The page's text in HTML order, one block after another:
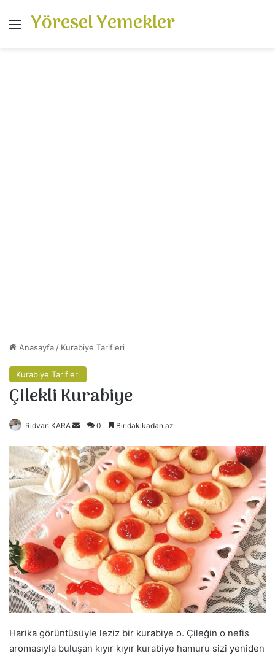
Menü
Yöresel Yemekler
Anasayfa / Kurabiye Tarifleri
Kurabiye Tarifleri
Çilekli Kurabiye
Ridvan KARA
r
e
-
p
o
s
t
a
ö
n
e
r
0 Bir dakikadan az
Harika görüntüsüyle leziz bir kurabiye o. Çileğin o nefis
aromasıyla buluşan kıyır kıyır kurabiye hamuru sizi yeniden